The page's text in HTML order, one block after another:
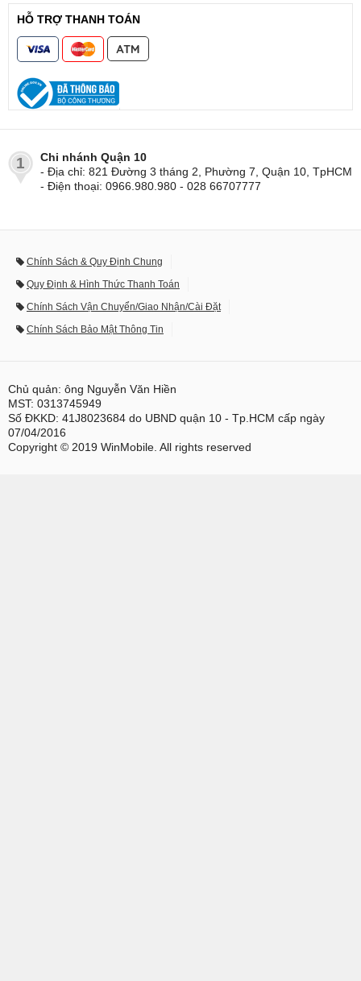
HỖ TRỢ THANH TOÁN
1
Chi nhánh Quận 10
- Địa chỉ: 821 Đường 3 tháng 2, Phường 7, Quận 10, TpHCM
- Điện thoại: 0966.980.980 - 028 66707777
Chính Sách & Quy Định Chung
Quy Định & Hình Thức Thanh Toán
Chính Sách Vận Chuyển/Giao Nhận/Cài Đặt
Chính Sách Bảo Mật Thông Tin
Chủ quản: ông Nguyễn Văn Hiền
MST: 0313745949
Số ĐKKD: 41J8023684 do UBND quận 10 - Tp.HCM cấp ngày
07/04/2016
Copyright © 2019 WinMobile. All rights reserved